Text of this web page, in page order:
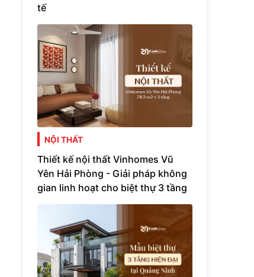
tế
NỘI THẤT
Thiết kế nội thất Vinhomes Vũ
Yên Hải Phòng - Giải pháp không
gian linh hoạt cho biệt thự 3 tầng